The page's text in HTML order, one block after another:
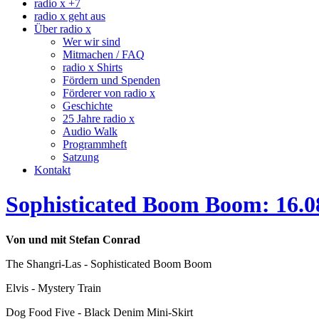
radio x +7
radio x geht aus
Über radio x
Wer wir sind
Mitmachen / FAQ
radio x Shirts
Fördern und Spenden
Förderer von radio x
Geschichte
25 Jahre radio x
Audio Walk
Programmheft
Satzung
Kontakt
Sophisticated Boom Boom:
Von und mit Stefan Conrad
The Shangri-Las - Sophisticated Boom Boom
Elvis - Mystery Train
Dog Food Five - Black Denim Mini-Skirt